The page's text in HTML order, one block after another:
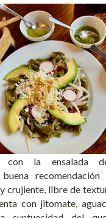
con la ensalada
buena
crujiente, libre de
con jitomate,